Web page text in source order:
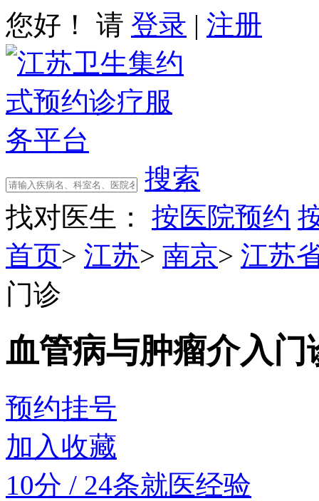
您好！ 请 登录 | 注册
搜索
找对医生：
按医院预约
首页> 江苏> 南京> 江苏
门诊
血管病与肿瘤介入门
预约挂号
加入收藏
10分 / 24条就医经验